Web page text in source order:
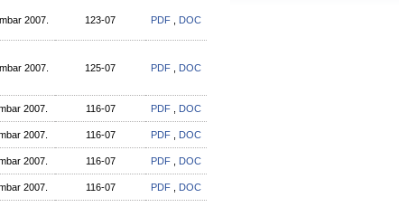
2007. 123-07 PDF DOC
2007. 125-07 PDF DOC
2007. 116-07 PDF DOC
2007. 116-07 PDF DOC
2007. 116-07 PDF DOC
2007. 116-07 PDF DOC